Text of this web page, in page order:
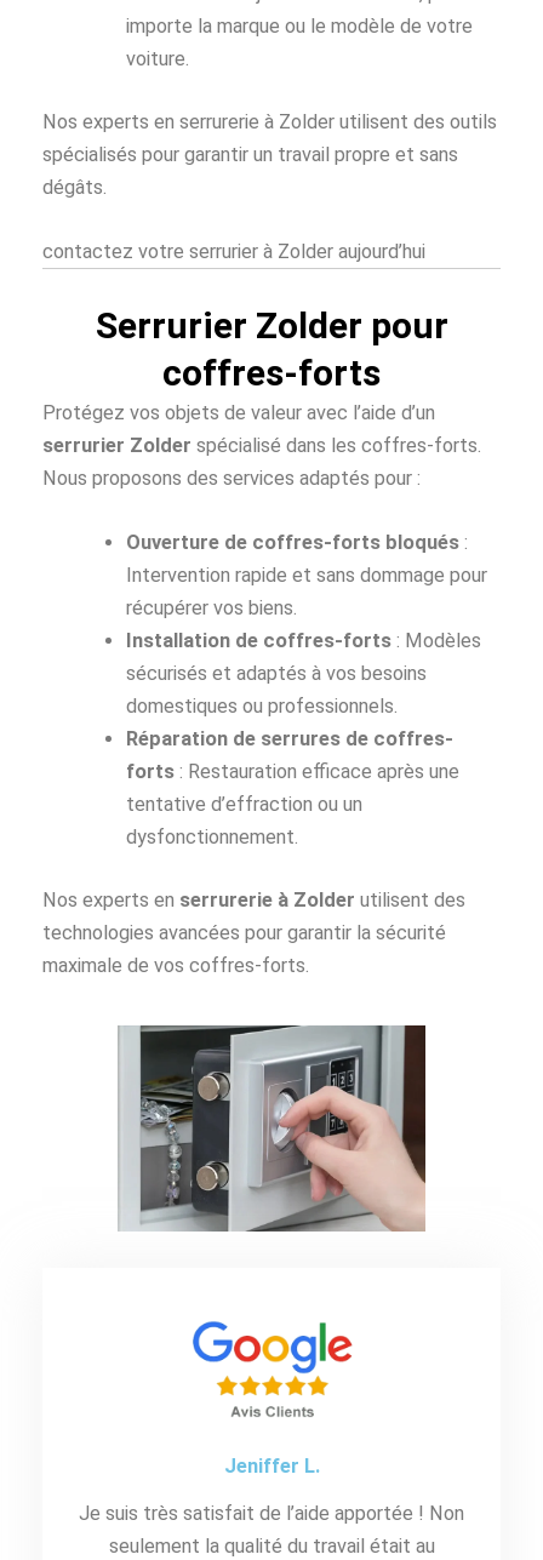
importe la marque ou le modèle de votre
voiture.
Nos experts en serrurerie à Zolder utilisent des outils
spécialisés pour garantir un travail propre et sans
dégâts.
contactez votre serrurier à Zolder aujourd’hui
Serrurier Zolder pour
coffres-forts
Protégez vos objets de valeur avec l’aide d’un
serrurier Zolder spécialisé dans les coffres-forts.
Nous proposons des services adaptés pour :
Ouverture de coffres-forts bloqués :
Intervention rapide et sans dommage pour
récupérer vos biens.
Installation de coffres-forts : Modèles
sécurisés et adaptés à vos besoins
domestiques ou professionnels.
Réparation de serrures de coffres-
forts : Restauration efficace après une
tentative d’effraction ou un
dysfonctionnement.
Nos experts en serrurerie à Zolder utilisent des
technologies avancées pour garantir la sécurité
maximale de vos coffres-forts.
Jeniffer L.
Je suis très satisfait de l’aide apportée ! Non
seulement la qualité du travail était au